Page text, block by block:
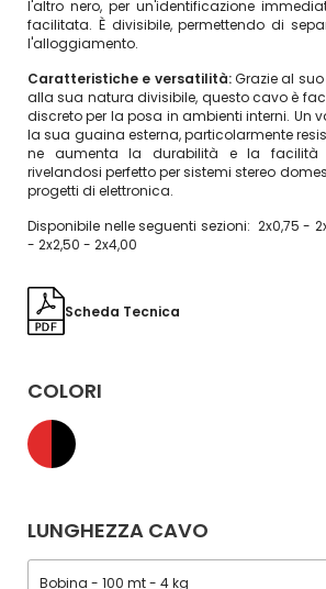
l'altro nero, per un'identificazione
facilitata. È divisibile, permettendo di
l'alloggiamento.
Caratteristiche e versatilità:Grazie al
alla sua natura divisibile, questo cavo è
discreto per la posa in ambienti interni. Un
la sua guaina esterna, particolarmente
ne aumenta la durabilità e la facilità
rivelandosi perfetto per sistemi stereo
progetti di elettronica.
Disponibile nelle seguenti sezioni: 2x0,75 -
- 2x2,50 - 2x4,00
Scheda Tecnica
COLORI
LUNGHEZZA CAVO